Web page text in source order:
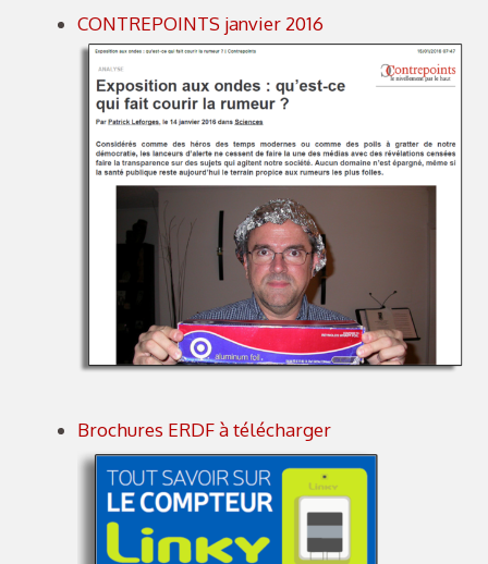
CONTREPOINTS janvier 2016
Brochures ERDF à télécharger